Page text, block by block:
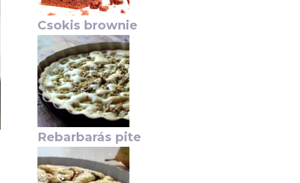
Csokis brownie
Rebarbarás pite